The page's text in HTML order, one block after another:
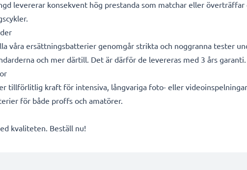
levererar konsekvent hög prestanda som matchar eller
våra ersättningsbatterier genomgår strikta och noggranna tester
och mer därtill. Det är därför de levereras med 3 års garanti.
tillförlitlig kraft för intensiva, långvariga foto- eller
för både proffs och amatörer.
kvaliteten. Beställ nu!